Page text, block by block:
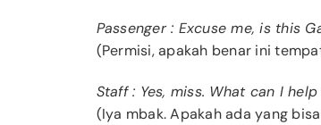
Passenger : Excuse me, is this
(Permisi, apakah benar ini
Staff : Yes, miss. What can I
(Iya mbak. Apakah ada yang